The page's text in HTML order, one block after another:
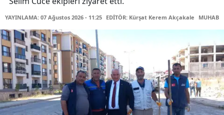
YAYINLAMA: 07 Ağustos 2026 - 11:25 EDİTÖR: Kürşat Kerem Akçakale